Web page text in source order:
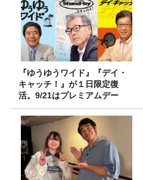
『ゆうゆうワイド』『デイ・
キャッチ！』が１日限定復
活。9/21はプレミアムデー